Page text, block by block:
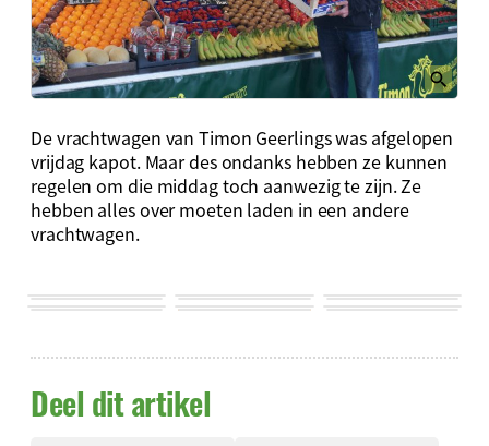
De vrachtwagen van Timon Geerlings was afgelopen
vrijdag kapot. Maar des ondanks hebben ze kunnen
regelen om die middag toch aanwezig te zijn. Ze
hebben alles over moeten laden in een andere
vrachtwagen.
Deel dit artikel